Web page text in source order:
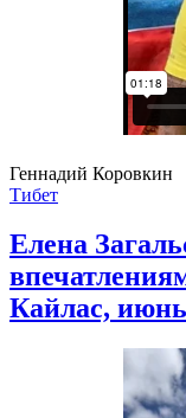
Геннадий Коровкин
Тибет
Елена
Кайлас, июнь